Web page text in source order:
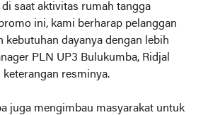
saat aktivitas rumah tangga
ini, kami berharap pelanggan
kebutuhan dayanya dengan lebih
PLN UP3 Bulukumba, Ridjal
resminya.
juga mengimbau masyarakat untuk